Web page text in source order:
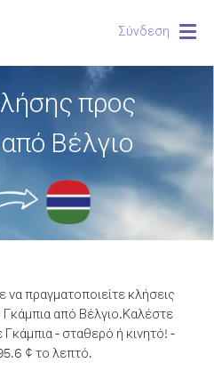
Σύνδεση
προς
Βέλγιο
πραγματοποιείτε κλήσεις
από Βέλγιο.Καλέστε
- σταθερό ή κινητό! -
¢ το λεπτό.